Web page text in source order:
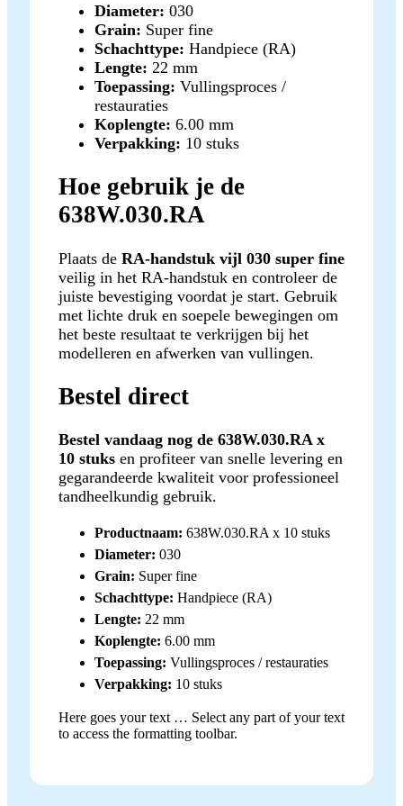
Diameter: 030
Grain: Super fine
Schachttype: Handpiece (RA)
Lengte: 22 mm
Toepassing: Vullingsproces /
restauraties
Koplengte: 6.00 mm
Verpakking: 10 stuks
Hoe gebruik je de
638W.030.RA
Plaats de RA-handstuk vijl 030 super fine
veilig in het RA-handstuk en controleer de
juiste bevestiging voordat je start. Gebruik
met lichte druk en soepele bewegingen om
het beste resultaat te verkrijgen bij het
modelleren en afwerken van vullingen.
Bestel direct
Bestel vandaag nog de 638W.030.RA x
10 stuks en profiteer van snelle levering en
gegarandeerde kwaliteit voor professioneel
tandheelkundig gebruik.
Productnaam: 638W.030.RA x 10 stuks
Diameter: 030
Grain: Super fine
Schachttype: Handpiece (RA)
Lengte: 22 mm
Koplengte: 6.00 mm
Toepassing: Vullingsproces / restauraties
Verpakking: 10 stuks
Here goes your text … Select any part of your text
to access the formatting toolbar.